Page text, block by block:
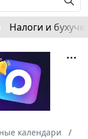
Налоги и
календари